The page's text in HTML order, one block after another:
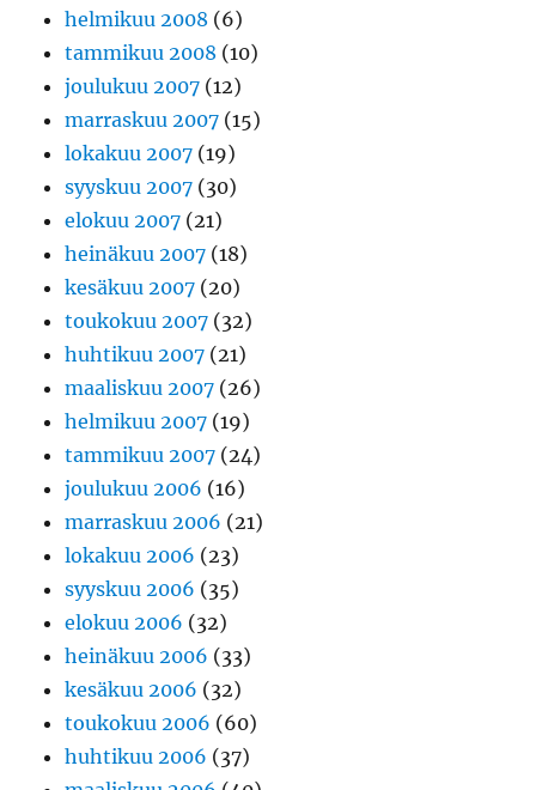
helmikuu 2008 (6)
tammikuu 2008 (10)
joulukuu 2007 (12)
marraskuu 2007 (15)
lokakuu 2007 (19)
syyskuu 2007 (30)
elokuu 2007 (21)
heinäkuu 2007 (18)
kesäkuu 2007 (20)
toukokuu 2007 (32)
huhtikuu 2007 (21)
maaliskuu 2007 (26)
helmikuu 2007 (19)
tammikuu 2007 (24)
joulukuu 2006 (16)
marraskuu 2006 (21)
lokakuu 2006 (23)
syyskuu 2006 (35)
elokuu 2006 (32)
heinäkuu 2006 (33)
kesäkuu 2006 (32)
toukokuu 2006 (60)
huhtikuu 2006 (37)